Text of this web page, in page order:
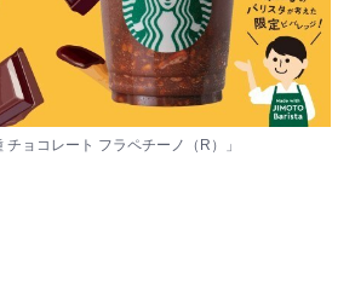
チョコレート フラペチーノ（R）」